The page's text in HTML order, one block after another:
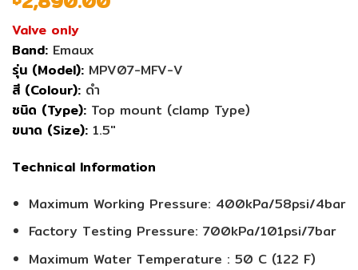
Valve only
Band: Emaux
รุ่น (Model): MPV07-MFV-V
สี (Colour): ดำ
ชนิด (Type): Top mount (clamp Type)
ขนาด (Size): 1.5″
Technical Information
Maximum Working Pressure: 400kPa/58psi/4bar
Factory Testing Pressure: 700kPa/101psi/7bar
Maximum Water Temperature : 50 C (122 F)